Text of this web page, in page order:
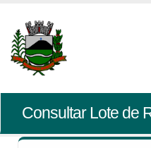
Consultar Lote de